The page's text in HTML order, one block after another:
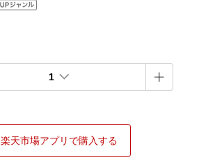
1
楽天市場アプリで購入する